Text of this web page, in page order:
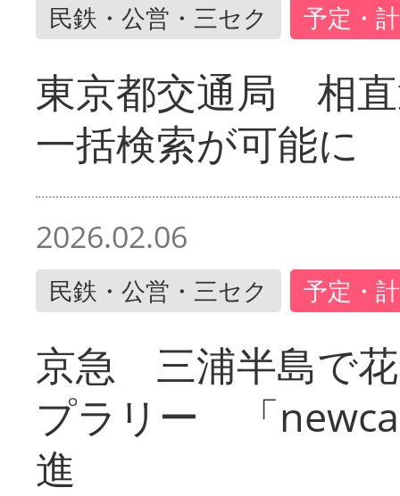
民鉄・公営・三セク 予定・
東京都交通局 相
一括検索が可能に
2026.02.06
民鉄・公営・三セク 予定・
京急 三浦半島で
プラリー 「
進